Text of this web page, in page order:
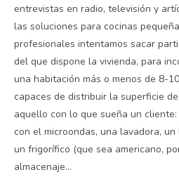
entrevistas en radio, televisión y
las soluciones para cocinas
profesionales intentamos sacar
del que dispone la vivienda, para
una habitación más o menos de 8-
capaces de distribuir la superficie
aquello con lo que sueña un
con el microondas, una lavadora,
un frigorífico (que sea americano,
almacenaje…